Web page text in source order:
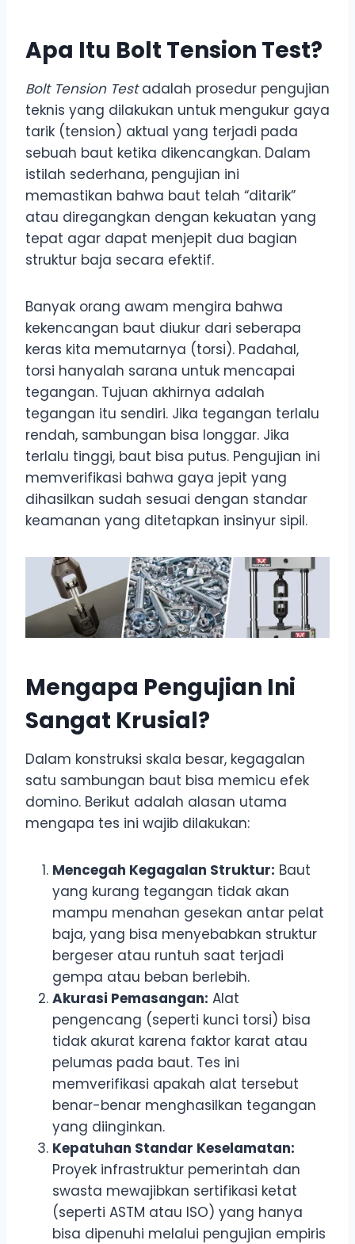
Apa Itu Bolt Tension Test?
Bolt Tension Testadalah prosedur pengujian
teknis yang dilakukan untuk mengukur gaya
tarik (tension) aktual yang terjadi pada
sebuah baut ketika dikencangkan. Dalam
istilah sederhana, pengujian ini
memastikan bahwa baut telah “ditarik”
atau diregangkan dengan kekuatan yang
tepat agar dapat menjepit dua bagian
struktur baja secara efektif.
Banyak orang awam mengira bahwa
kekencangan baut diukur dari seberapa
keras kita memutarnya (torsi). Padahal,
torsi hanyalah sarana untuk mencapai
tegangan. Tujuan akhirnya adalah
tegangan itu sendiri. Jika tegangan terlalu
rendah, sambungan bisa longgar. Jika
terlalu tinggi, baut bisa putus. Pengujian ini
memverifikasi bahwa gaya jepit yang
dihasilkan sudah sesuai dengan standar
keamanan yang ditetapkan insinyur sipil.
Mengapa Pengujian Ini
Sangat Krusial?
Dalam konstruksi skala besar, kegagalan
satu sambungan baut bisa memicu efek
domino. Berikut adalah alasan utama
mengapa tes ini wajib dilakukan:
Mencegah Kegagalan Struktur: Baut
yang kurang tegangan tidak akan
mampu menahan gesekan antar pelat
baja, yang bisa menyebabkan struktur
bergeser atau runtuh saat terjadi
gempa atau beban berlebih.
Akurasi Pemasangan: Alat
pengencang (seperti kunci torsi) bisa
tidak akurat karena faktor karat atau
pelumas pada baut. Tes ini
memverifikasi apakah alat tersebut
benar-benar menghasilkan tegangan
yang diinginkan.
Kepatuhan Standar Keselamatan:
Proyek infrastruktur pemerintah dan
swasta mewajibkan sertifikasi ketat
(seperti ASTM atau ISO) yang hanya
bisa dipenuhi melalui pengujian empiris